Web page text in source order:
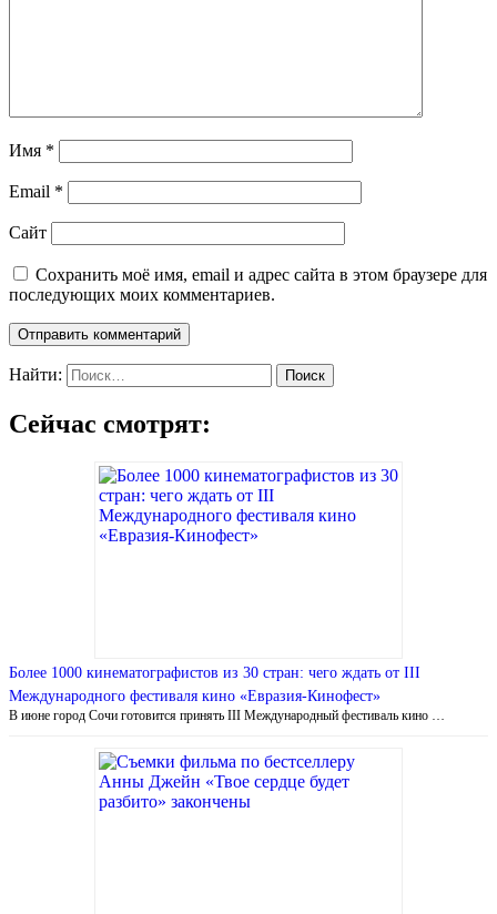
Имя *
Email *
Сайт
Сохранить моё имя, email и адрес сайта в этом браузере для
последующих моих комментариев.
Найти:
Сейчас смотрят:
Более 1000 кинематографистов из 30 стран: чего ждать от III
Международного фестиваля кино «Евразия-Кинофест»
В июне город Сочи готовится принять III Международный фестиваль кино …